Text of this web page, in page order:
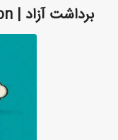
برداشت آزاد | Open Interpretation